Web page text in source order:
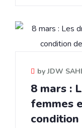
by JDW
8 mars :
femmes